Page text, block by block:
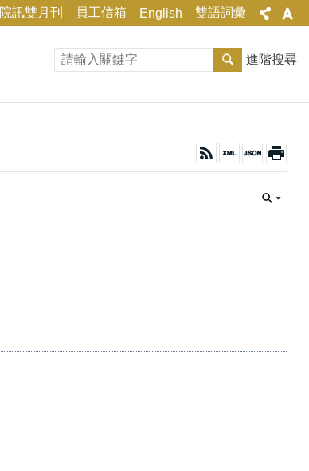
院訊雙月刊 員工信箱 English 雙語詞彙
進階搜尋